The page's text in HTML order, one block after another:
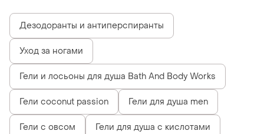
Дезодоранты и антиперспиранты
Уход за ногами
Гели и лосьоны для душа Bath And Body Works
Гели coconut passion Гели для душа men
Гели с овсом Гели для душа с кислотами